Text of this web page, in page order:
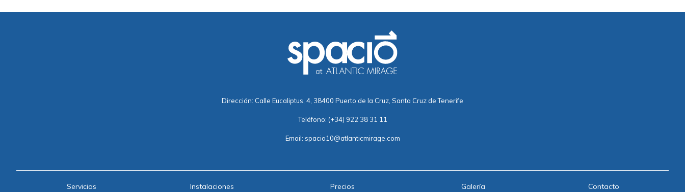
Dirección: Calle Eucaliptus, 4, 38400 Puerto de la Cruz, Santa Cruz de Tenerife
Teléfono: (+34) 922 38 31 11
Email: spacio10@atlanticmirage.com
Servicios Instalaciones Precios Galería Contacto